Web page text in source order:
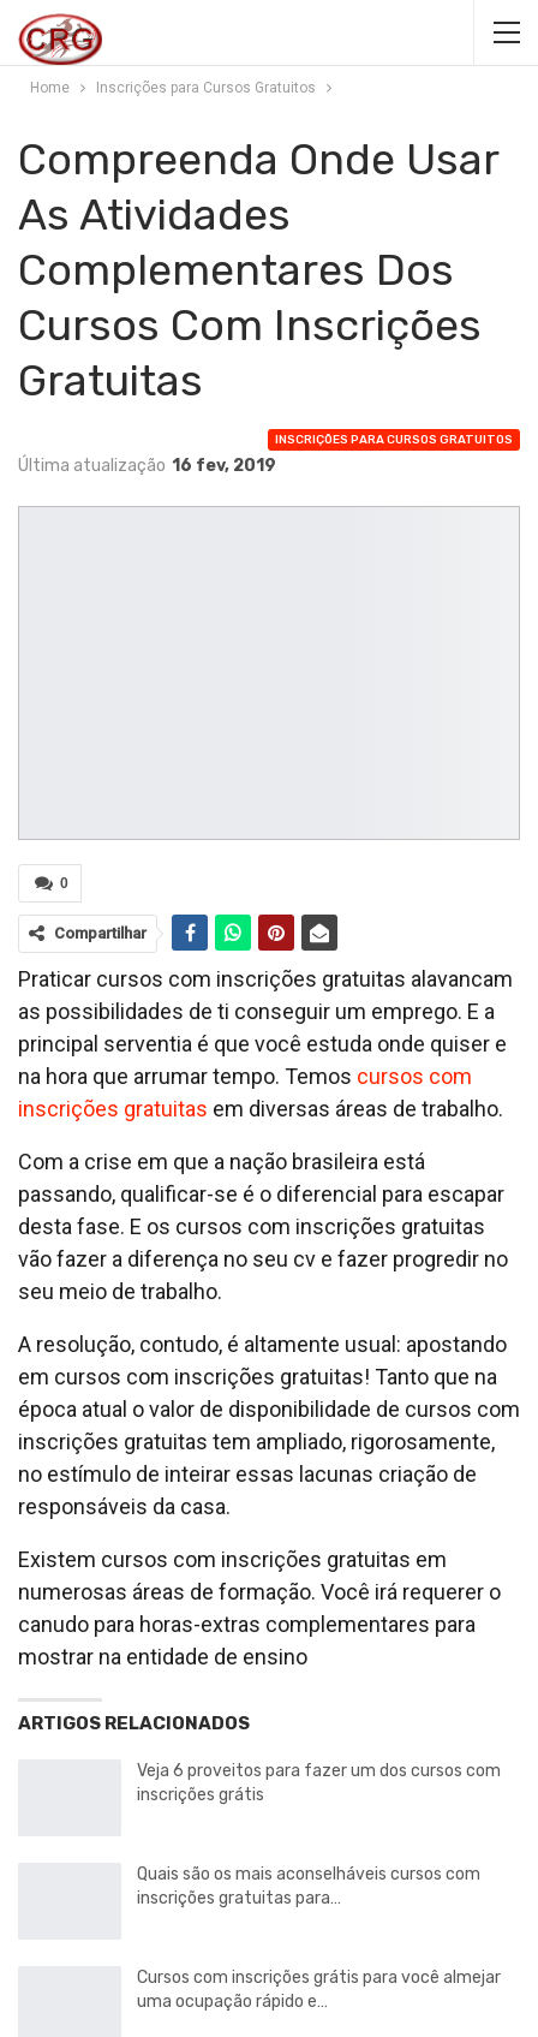
Home Inscrições para Cursos Gratuitos
Compreenda Onde Usar
As Atividades
Complementares Dos
Cursos Com Inscrições
Gratuitas
INSCRIÇÕES PARA CURSOS GRATUITOS
Última atualização 16 fev, 2019
0
Compartilhar
Praticar cursos com inscrições gratuitas alavancam
as possibilidades de ti conseguir um emprego. E a
principal serventia é que você estuda onde quiser e
na hora que arrumar tempo. Temos cursos com
inscrições gratuitas em diversas áreas de trabalho.
Com a crise em que a nação brasileira está
passando, qualificar-se é o diferencial para escapar
desta fase. E os cursos com inscrições gratuitas
vão fazer a diferença no seu cv e fazer progredir no
seu meio de trabalho.
A resolução, contudo, é altamente usual: apostando
em cursos com inscrições gratuitas! Tanto que na
época atual o valor de disponibilidade de cursos com
inscrições gratuitas tem ampliado, rigorosamente,
no estímulo de inteirar essas lacunas criação de
responsáveis da casa.
Existem cursos com inscrições gratuitas em
numerosas áreas de formação. Você irá requerer o
canudo para horas-extras complementares para
mostrar na entidade de ensino
ARTIGOS RELACIONADOS
Veja 6 proveitos para fazer um dos cursos com
inscrições grátis
Quais são os mais aconselháveis cursos com
inscrições gratuitas para…
Cursos com inscrições grátis para você almejar
uma ocupação rápido e…